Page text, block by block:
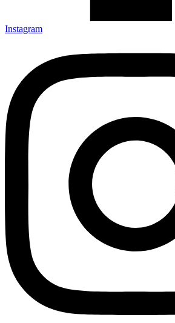
Instagram